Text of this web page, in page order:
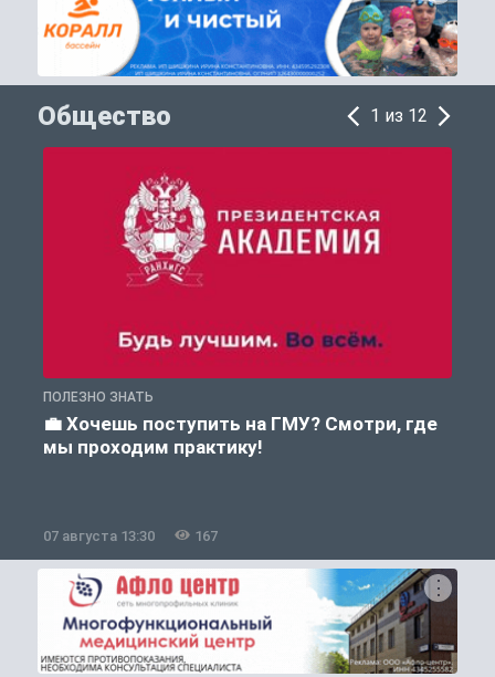
Общество 1 из 12
ПОЛЕЗНО ЗНАТЬ
💼 Хочешь поступить на ГМУ? Смотри, где
мы проходим практику!
07 августа 13:30 167